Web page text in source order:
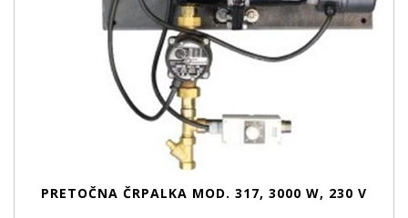
PRETOČNA ČRPALKA MOD. 317, 3000 W, 230 V